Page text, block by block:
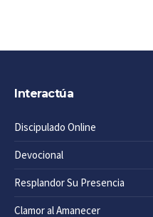
Interactúa
Discipulado Online
Devocional
Resplandor Su Presencia
Clamor al Amanecer